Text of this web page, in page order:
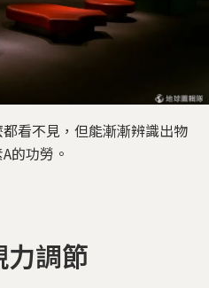
看不見，但能漸漸辨識出物
的功勞。
力調節